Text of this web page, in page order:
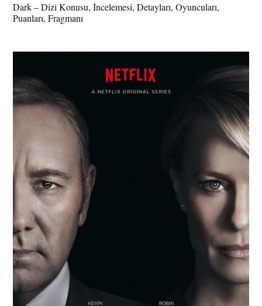
Dark – Dizi Konusu, İncelemesi, Detayları, Oyuncuları,
Puanları, Fragmanı